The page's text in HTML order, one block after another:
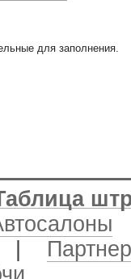
для заполнения.